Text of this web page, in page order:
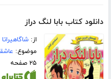
دانلود کتاب بابا لنگ دراز
از:شاگاهیراتا
موضوع:
۲۵ صفحه